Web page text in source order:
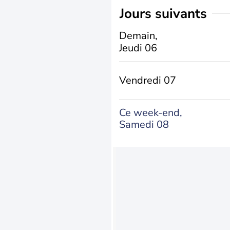
jours suivants
Demain,
Jeudi 06
Vendredi 07
Ce week-end,
Samedi 08